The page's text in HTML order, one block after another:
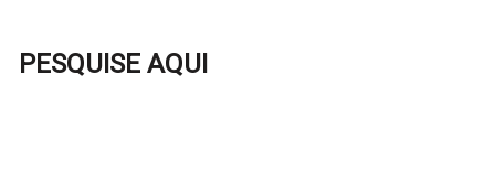
PESQUISE AQUI